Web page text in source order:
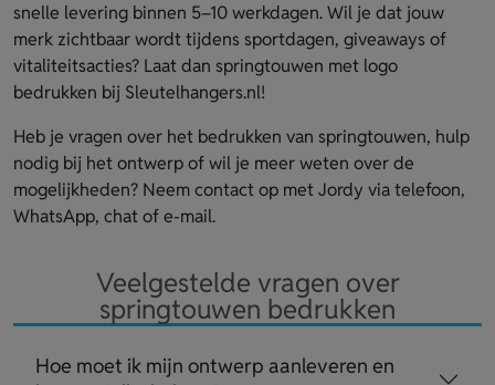
snelle levering binnen 5–10 werkdagen. Wil je dat jouw
merk zichtbaar wordt tijdens sportdagen, giveaways of
vitaliteitsacties? Laat dan springtouwen met logo
bedrukken bij Sleutelhangers.nl!
Heb je vragen over het bedrukken van springtouwen, hulp
nodig bij het ontwerp of wil je meer weten over de
mogelijkheden? Neem contact op met Jordy via telefoon,
WhatsApp, chat of e-mail.
Veelgestelde vragen over
springtouwen bedrukken
Hoe moet ik mijn ontwerp aanleveren en